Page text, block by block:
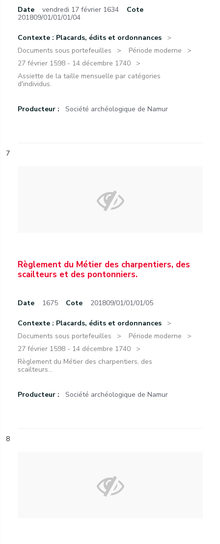
Date vendredi 17 février 1634
Cote
201809/01/01/01/04
Contexte : Placards, édits et ordonnances
Documents sous portefeuilles
Période moderne
27 février 1598 - 14 décembre 1740
Assiette de la taille mensuelle par catégories
d'individus.
Producteur : Société archéologique de Namur
7
Règlement du Métier des charpentiers, des
scailteurs et des pontonniers.
Date 1675 Cote 201809/01/01/01/05
Contexte : Placards, édits et ordonnances
Documents sous portefeuilles
Période moderne
27 février 1598 - 14 décembre 1740
Règlement du Métier des charpentiers, des
scailteurs...
Producteur : Société archéologique de Namur
8